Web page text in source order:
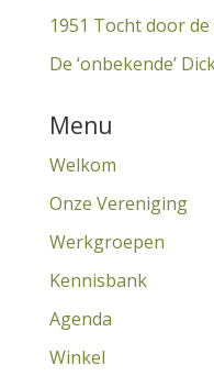
1951 Tocht door
De ‘onbekende’
Menu
Welkom
Onze Vereniging
Werkgroepen
Kennisbank
Agenda
Winkel